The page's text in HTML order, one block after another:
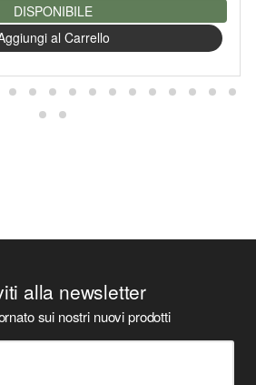
DISPONIBILE
al Carrello
alla newsletter
sui nostri nuovi prodotti